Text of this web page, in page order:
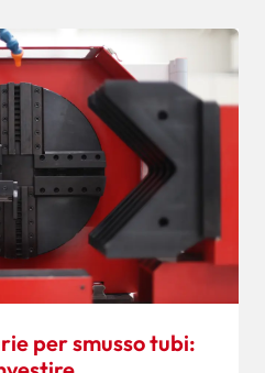
per smusso tubi: